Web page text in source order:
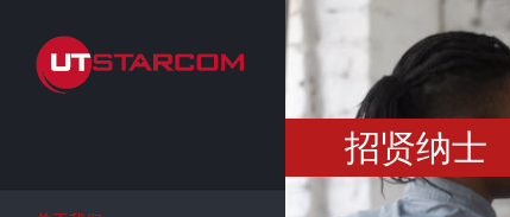
main
content
招贤纳士